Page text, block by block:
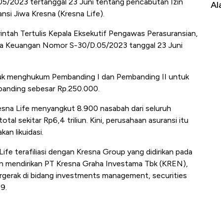
Jiwa Kresna (Kresna Life).
Tertulis Kepala Eksekutif Pengawas Perasuransian,
Keuangan Nomor S-30/D.05/2023 tanggal 23 Juni
menghukum Pembanding I dan Pembanding II untuk
sebesar Rp.250.000.
Life menyangkut 8.900 nasabah dari seluruh
sekitar Rp6,4 triliun. Kini, perusahaan asuransi itu
likuidasi.
terafiliasi dengan Kresna Group yang didirikan pada
PT Kresna Graha Investama Tbk (KREN),
di bidang investments management, securities
Impor 100 Negara Alas